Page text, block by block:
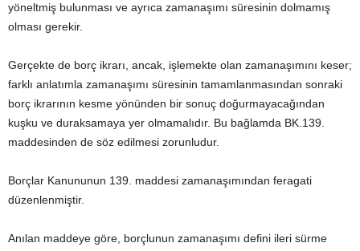
yöneltmiş bulunması ve ayrıca zamanaşımı süresinin dolmamış
olması gerekir.
Gerçekte de borç ikrarı, ancak, işlemekte olan zamanaşımını keser;
farklı anlatımla zamanaşımı süresinin tamamlanmasından sonraki
borç ikrarının kesme yönünden bir sonuç doğurmayacağından
kuşku ve duraksamaya yer olmamalıdır. Bu bağlamda BK.139.
maddesinden de söz edilmesi zorunludur.
Borçlar Kanununun 139. maddesi zamanaşımından feragati
düzenlenmiştir.
Anılan maddeye göre, borçlunun zamanaşımı defini ileri sürme